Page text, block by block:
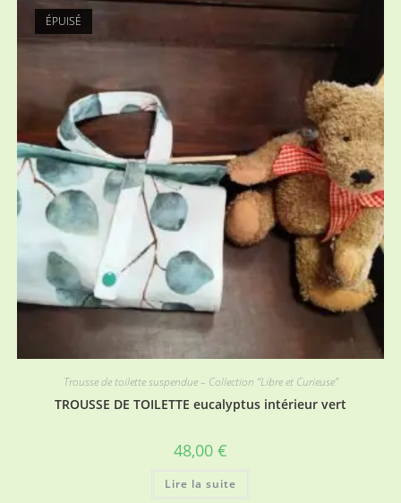
ÉPUISÉ
Trousse de toilette suspendue – Collection “Libre et Curieuse”
TROUSSE DE TOILETTE eucalyptus intérieur vert
48,00 €
Lire la suite